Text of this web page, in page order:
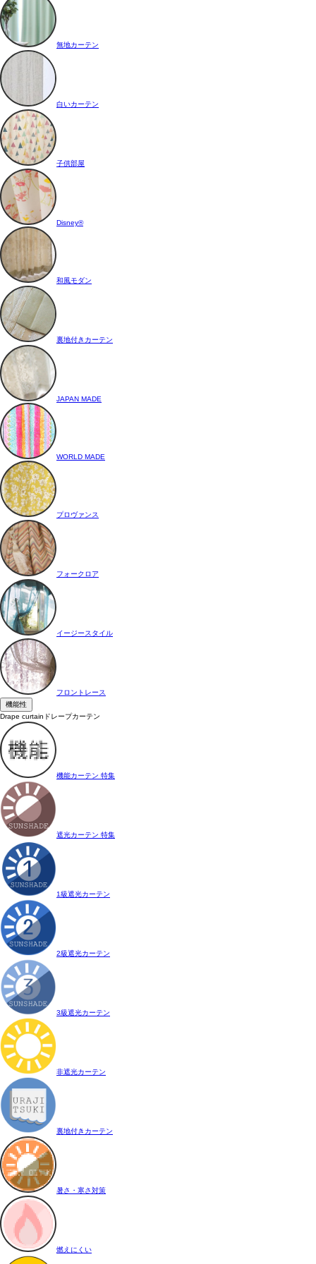
無地カーテン
白いカーテン
子供部屋
Disney®
和風モダン
裏地付きカーテン
JAPAN MADE
WORLD MADE
プロヴァンス
フォークロア
イージースタイル
フロントレース
機能性
Drape curtain ドレープカーテン
機能カーテン 特集
遮光カーテン 特集
1級遮光カーテン
2級遮光カーテン
3級遮光カーテン
非遮光カーテン
裏地付きカーテン
暑さ・寒さ対策
燃えにくい